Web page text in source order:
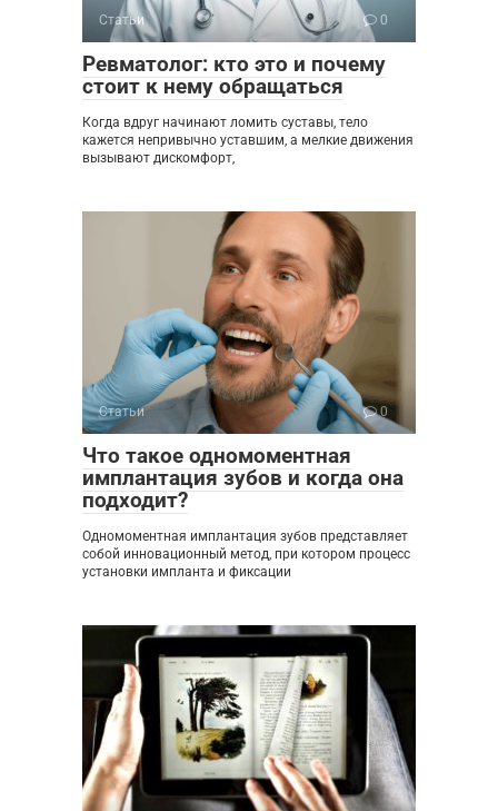
Статьи 0
Ревматолог: кто это и почему
стоит к нему обращаться
Когда вдруг начинают ломить суставы, тело
кажется непривычно уставшим, а мелкие движения
вызывают дискомфорт,
Статьи 0
Что такое одномоментная
имплантация зубов и когда она
подходит?
Одномоментная имплантация зубов представляет
собой инновационный метод, при котором процесс
установки импланта и фиксации